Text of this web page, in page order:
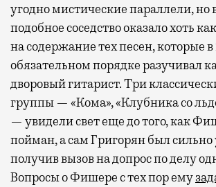
угодно мистические параллели, но
подобное соседство оказало хоть
на содержание тех песен, которые в
обязательном порядке разучивал
дворовый гитарист. Три
группы — «Кома», «Клубника со
— увидели свет еще до того, как
пойман, а сам Григорян был сильно
получив вызов на допрос по делу
Вопросы о Фишере с тех пор ему